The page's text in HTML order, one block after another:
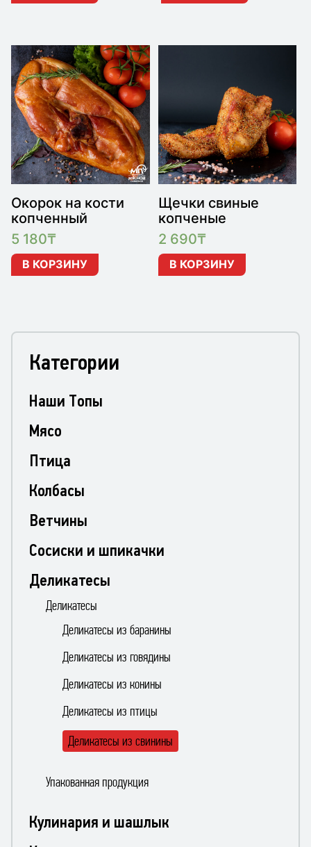
Окорок на кости
копченный
5 180₸
В КОРЗИНУ
Щечки свиные
копченые
2 690₸
В КОРЗИНУ
Категории
Наши Топы
Мясо
Птица
Колбасы
Ветчины
Сосиски и шпикачки
Деликатесы
Деликатесы
Деликатесы из баранины
Деликатесы из говядины
Деликатесы из конины
Деликатесы из птицы
Деликатесы из свинины
Упакованная продукция
Кулинария и шашлык